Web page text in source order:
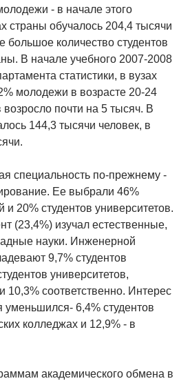
- в начале этого
страны обучалось 204,4 тысячи
большое количество студентов
В начале учебного 2007-2008
статистики, в вузах
молодежи в возрасте 20-24
возросло почти на 5 тысяч. В
144,3 тысячи человек, в
специальность по-прежнему -
Ее выбрали 46%
и 20% студентов университетов.
(23,4%) изучал естественные,
науки. Инженерной
9,7% студентов
университетов,
10,3% соответственно. Интерес
уменьшился- 6,4% студентов
колледжах и 12,9% - в
академического обмена в